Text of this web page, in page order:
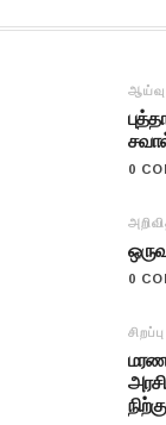
0
0